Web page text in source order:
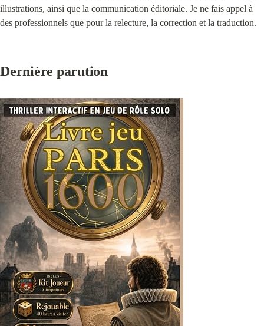
illustrations, ainsi que la communication éditoriale. Je ne fais appel à
des professionnels que pour la relecture, la correction et la traduction.
Dernière parution